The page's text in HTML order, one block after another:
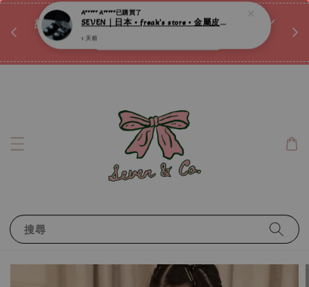
想訂製屬於自己的『水晶手鍊』嗎ꕀ♡ 私訊我們.ᐟ.ᐟ
搜尋